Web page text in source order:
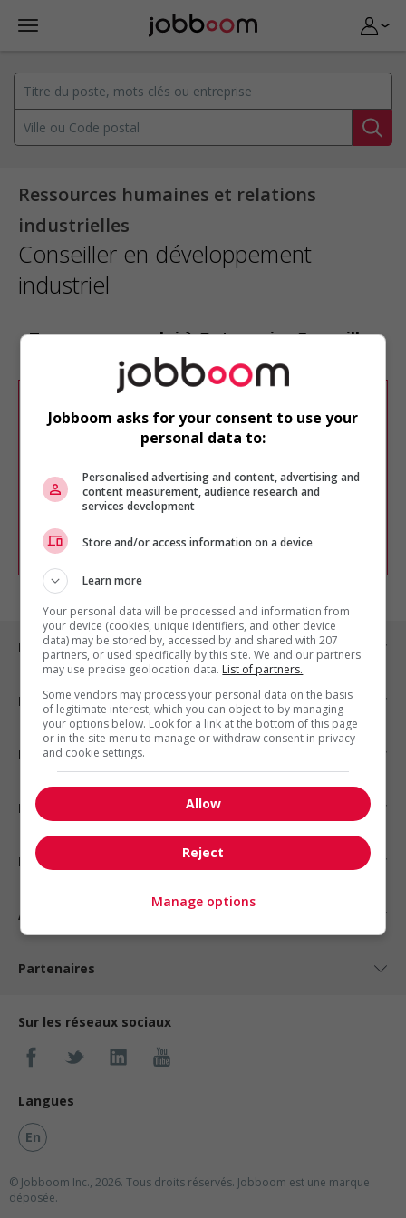
Ressources humaines et relations
industrielles
Conseiller en développement
industriel
Trouvez un emploi à Outaouais : Conseiller
en développement industriel
résultat.
Veuillez faire une nouvelle recherche.
Vous pouvez en tout temps utiliser nos
outils pour raffiner votre recherche, ou
chercher un poste selon votre profil
comme membre Jobboom.
Emplois par ville
Emplois par secteur
Emplois par statut
Emplois par type
Nos suggestions
À propos
Partenaires
Sur les réseaux sociaux
Langues
En
© Jobboom Inc., 2026. Tous droits réservés. Jobboom est une marque
déposée.
Jobboom asks for your consent to use your
personal data to:
Personalised advertising and content, advertising and
content measurement, audience research and
services development
Store and/or access information on a device
Learn more
Your personal data will be processed and information from
your device (cookies, unique identifiers, and other device
data) may be stored by, accessed by and shared with 207
partners, or used specifically by this site. We and our partners
may use precise geolocation data. List of partners.
Some vendors may process your personal data on the basis
of legitimate interest, which you can object to by managing
your options below. Look for a link at the bottom of this page
or in the site menu to manage or withdraw consent in privacy
and cookie settings.
Allow
Reject
Manage options